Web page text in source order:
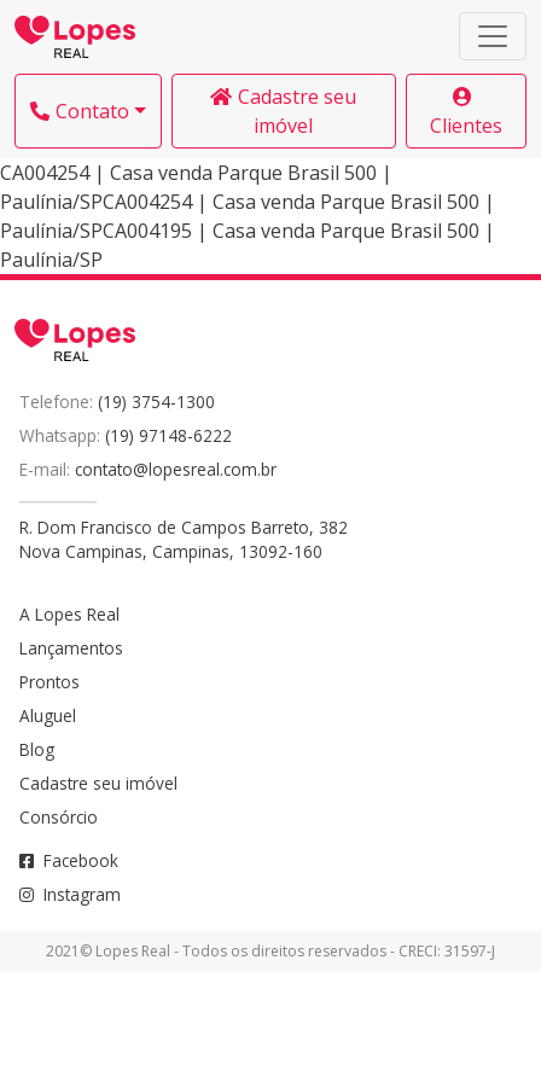
Contato
Cadastre seu
imóvel
Clientes
CA004254 | Casa venda Parque Brasil 500 |
Paulínia/SPCA004254 | Casa venda Parque Brasil 500 |
Paulínia/SPCA004195 | Casa venda Parque Brasil 500 |
Paulínia/SP
Telefone: (19) 3754-1300
Whatsapp: (19) 97148-6222
E-mail: contato@lopesreal.com.br
R. Dom Francisco de Campos Barreto, 382
Nova Campinas, Campinas, 13092-160
A Lopes Real
Lançamentos
Prontos
Aluguel
Blog
Cadastre seu imóvel
Consórcio
Facebook
Instagram
2021© Lopes Real - Todos os direitos reservados - CRECI: 31597-J